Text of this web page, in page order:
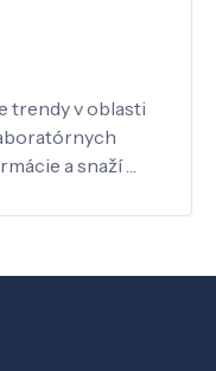
trendy v oblasti
a snaží …